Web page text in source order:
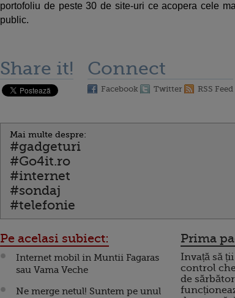
portofoliu de peste 30 de site-uri ce acopera cele
public.
Share it! Connect
Facebook Twitter RSS Feed
Mai multe despre:
#gadgeturi
#Go4it.ro
#internet
#sondaj
#telefonie
Pe acelasi subiect:
Internet mobil in Muntii Fagaras
sau Vama Veche
Ne merge netul! Suntem pe unul
Prima
Invață să
control
de